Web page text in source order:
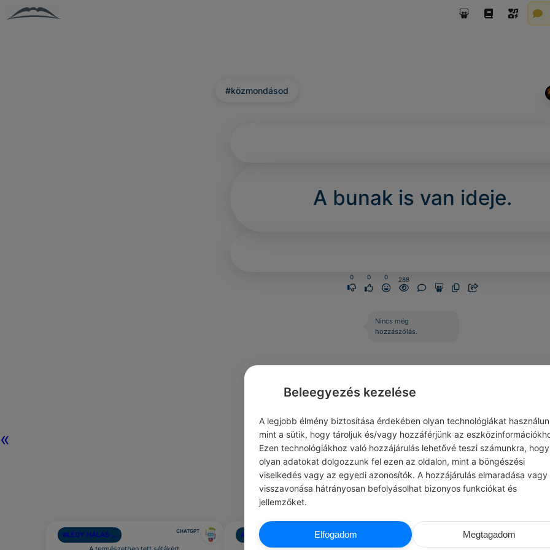
«
#közmondásod
A bunak is van ideje.
0 0 0 288
Nincs még
hozzászólás.
#LÉGY HÁLÁS … CHATGPT #AJÁNLOTT NAPI JÓCSELEKEDET #EZT BESZÉLIK…
Beleegyezés kezelése
A legjobb élmény biztosítása érdekében olyan technológiákat
mint a sütik, hogy tároljuk és/vagy hozzáférjünk az
Ezen technológiákhoz való hozzájárulás lehetővé teszi számunkra, hogy
olyan adatokat dolgozzunk fel ezen az oldalon, mint a böngészési
viselkedés vagy az egyedi azonosítók. A hozzájárulás elmaradása vagy
visszavonása hátrányosan befolyásolhat bizonyos funkciókat és
jellemzőket.
Elfogadom Megtagadom